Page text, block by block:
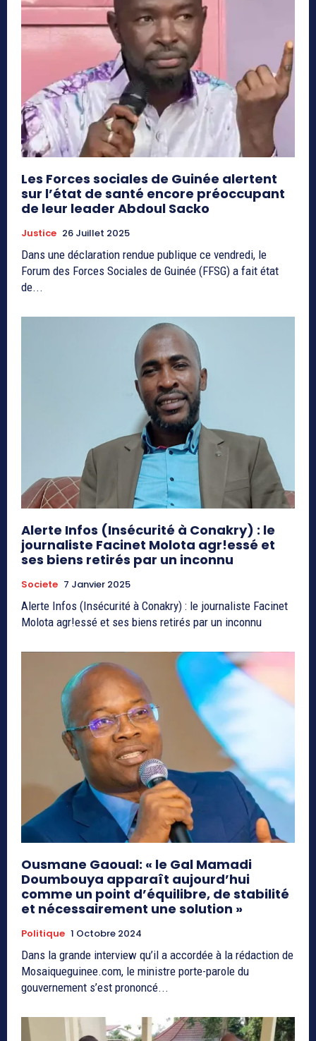
Les Forces sociales de Guinée alertent
sur l’état de santé encore préoccupant
de leur leader Abdoul Sacko
Justice 26 Juillet 2025
Dans une déclaration rendue publique ce vendredi, le
Forum des Forces Sociales de Guinée (FFSG) a fait état
de...
Alerte Infos (Insécurité à Conakry) : le
journaliste Facinet Molota agr!essé et
ses biens retirés par un inconnu
Societe 7 Janvier 2025
Alerte Infos (Insécurité à Conakry) : le journaliste Facinet
Molota agr!essé et ses biens retirés par un inconnu
Ousmane Gaoual: « le Gal Mamadi
Doumbouya apparaît aujourd’hui
comme un point d’équilibre, de stabilité
et nécessairement une solution »
Politique 1 Octobre 2024
Dans la grande interview qu’il a accordée à la rédaction de
Mosaiqueguinee.com, le ministre porte-parole du
gouvernement s’est prononcé...